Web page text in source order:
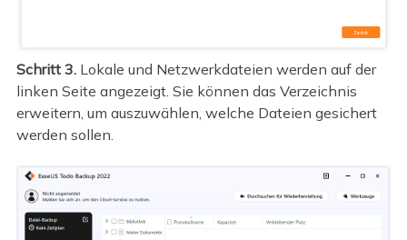
Schritt 3.Lokale und Netzwerkdateien werden auf der
linken Seite angezeigt. Sie können das Verzeichnis
erweitern, um auszuwählen, welche Dateien gesichert
werden sollen.